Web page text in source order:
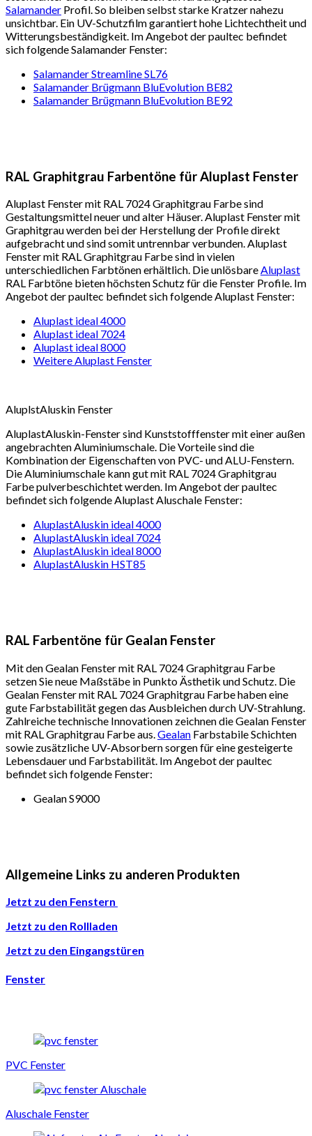
Salamander Profil. So bleiben selbst starke Kratzer nahezu
unsichtbar. Ein UV-Schutzfilm garantiert hohe Lichtechtheit und
Witterungsbeständigkeit. Im Angebot der paultec befindet
sich folgende Salamander Fenster:
Salamander Streamline SL76
Salamander Brügmann BluEvolution BE82
Salamander Brügmann BluEvolution BE92
RAL Graphitgrau Farbentöne für Aluplast Fenster
Aluplast Fenster mit RAL 7024 Graphitgrau Farbe sind
Gestaltungsmittel neuer und alter Häuser. Aluplast Fenster mit
Graphitgrau werden bei der Herstellung der Profile direkt
aufgebracht und sind somit untrennbar verbunden. Aluplast
Fenster mit RAL Graphitgrau Farbe sind in vielen
unterschiedlichen Farbtönen erhältlich. Die unlösbareAluplast
RAL Farbtöne bieten höchsten Schutz für die Fenster Profile. Im
Angebot der paultec befindet sich folgende Aluplast Fenster:
Aluplast ideal 4000
Aluplast ideal 7024
Aluplast ideal 8000
Weitere Aluplast Fenster
AluplstAluskin Fenster
AluplastAluskin-Fenster sind Kunststofffenster mit einer außen
angebrachten Aluminiumschale. Die Vorteile sind die
Kombination der Eigenschaften von PVC- und ALU-Fenstern.
Die Aluminiumschale kann gut mit RAL 7024 Graphitgrau
Farbe pulverbeschichtet werden. Im Angebot der paultec
befindet sich folgende Aluplast Aluschale Fenster:
AluplastAluskin ideal 4000
AluplastAluskin ideal 7024
AluplastAluskin ideal 8000
AluplastAluskin HST85
RAL Farbentöne für Gealan Fenster
Mit den Gealan Fenster mit RAL 7024 Graphitgrau Farbe
setzen Sie neue Maßstäbe in Punkto Ästhetik und Schutz. Die
Gealan Fenster mit RAL 7024 Graphitgrau Farbe haben eine
gute Farbstabilität gegen das Ausbleichen durch UV-Strahlung.
Zahlreiche technische Innovationen zeichnen die Gealan Fenster
mit RAL Graphitgrau Farbe aus.Gealan Farbstabile Schichten
sowie zusätzliche UV-Absorbern sorgen für eine gesteigerte
Lebensdauer und Farbstabilität. Im Angebot der paultec
befindet sich folgende Fenster:
Gealan S9000
Allgemeine Links zu anderen Produkten
Jetzt zu den Fenstern
Jetzt zu den Rollladen
Jetzt zu den Eingangstüren
Fenster
PVC Fenster
Aluschale Fenster